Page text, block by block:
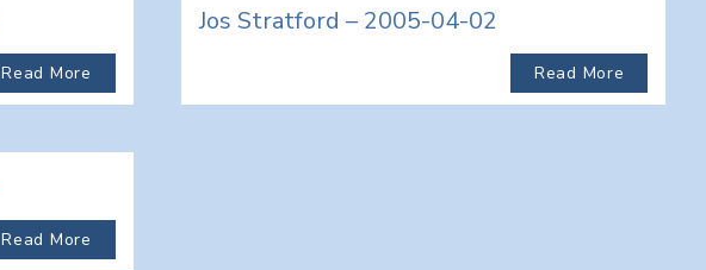
Read More
Jos Stratford – 2005-04-02
Read More
Read More